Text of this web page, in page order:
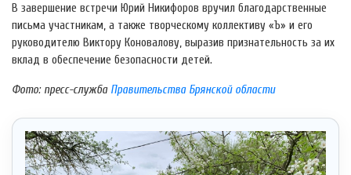
В завершение встречи Юрий Никифоров вручил благодарственные
письма участникам, а также творческому коллективу «Ъ» и его
руководителю Виктору Коновалову, выразив признательность за их
вклад в обеспечение безопасности детей.
Фото: пресс-служба Правительства Брянской области